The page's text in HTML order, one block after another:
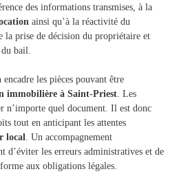
des informations transmises, à la
ainsi qu’à la réactivité du
prise de décision du propriétaire et
bail.
les pièces pouvant être
immobilière à Saint-Priest . Les
n’importe quel document. Il est donc
tout en anticipant les attentes
local . Un accompagnement
d’éviter les erreurs administratives et de
aux obligations légales.